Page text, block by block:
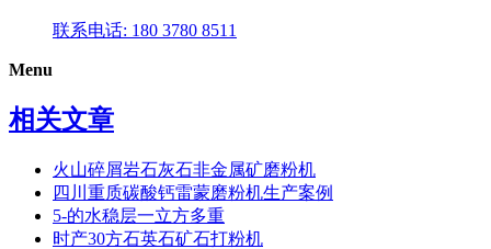
联系电话: 180 3780 8511
Menu
相关文章
火山碎屑岩石灰石非金属矿磨粉机
四川重质碳酸钙雷蒙磨粉机生产案例
5-的水稳层一立方多重
时产30方石英石矿石打粉机